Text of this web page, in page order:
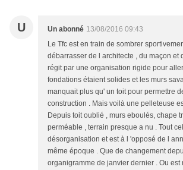
U Un abonné 13/08/2016 09:43
Le Tfc est en train de sombrer
débarrasser de l architecte , du maçon et
régit par une organisation rigide pour
fondations étaient solides et les murs
manquait plus qu' un toit pour permettre
construction . Mais voilà une pelleteuse
Depuis toit oublié , murs eboulés, chape
perméable , terrain presque a nu . Tout
désorganisation et est à l 'opposé de l
même époque . Que de changement
organigramme de janvier dernier . Ou est